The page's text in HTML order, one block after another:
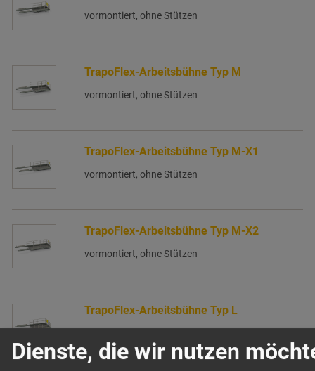
vormontiert, ohne Stützen
TrapoFlex-Arbeitsbühne Typ M
vormontiert, ohne Stützen
TrapoFlex-Arbeitsbühne Typ M-X1
vormontiert, ohne Stützen
TrapoFlex-Arbeitsbühne Typ M-X2
vormontiert, ohne Stützen
TrapoFlex-Arbeitsbühne Typ L
Dienste, die wir nutzen